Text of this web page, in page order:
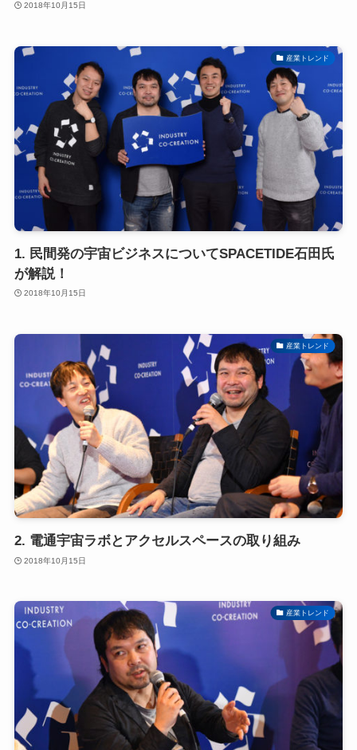
2018年10月15日
産業トレンド
1. 民間発の宇宙ビジネスについてSPACETIDE石田氏
が解説！
2018年10月15日
産業トレンド
2. 電通宇宙ラボとアクセルスペースの取り組み
2018年10月15日
産業トレンド